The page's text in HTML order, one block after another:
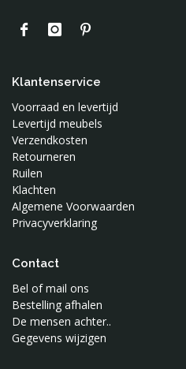
Klantenservice
Voorraad en levertijd
Levertijd meubels
Verzendkosten
Retourneren
Ruilen
Klachten
Algemene Voorwaarden
Privacyverklaring
Contact
Bel of mail ons
Bestelling afhalen
De mensen achter..
Gegevens wijzigen